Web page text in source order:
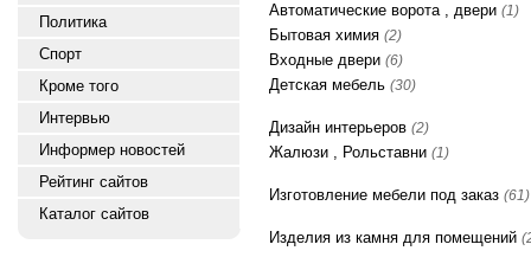
Политика
Спорт
Кроме того
Интервью
Информер новостей
Рейтинг сайтов
Каталог сайтов
Автоматические ворота , двери (1)
Бытовая химия (2)
Входные двери (6)
Детская мебель (30)
Дизайн интерьеров (2)
Жалюзи , Рольставни (1)
Изготовление мебели под заказ (61)
Изделия из камня для помещений